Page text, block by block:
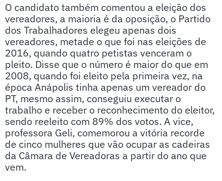
O candidato também comentou a eleição dos
vereadores, a maioria é da oposição, o Partido
dos Trabalhadores elegeu apenas dois
vereadores, metade o que foi nas eleições de
2016, quando quatro petistas venceram o
pleito. Disse que o número é maior do que em
2008, quando foi eleito pela primeira vez, na
época Anápolis tinha apenas um vereador do
PT, mesmo assim, conseguiu executar o
trabalho e receber o reconhecimento do eleitor,
sendo reeleito com 89% dos votos. A vice,
professora Geli, comemorou a vitória recorde
de cinco mulheres que vão ocupar as cadeiras
da Câmara de Vereadoras a partir do ano que
vem.